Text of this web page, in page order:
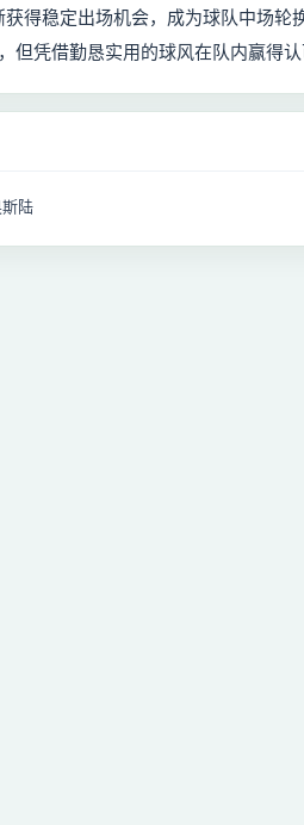
得稳定出场机会，成为球队中场轮
凭借勤恳实用的球风在队内赢得认
陆